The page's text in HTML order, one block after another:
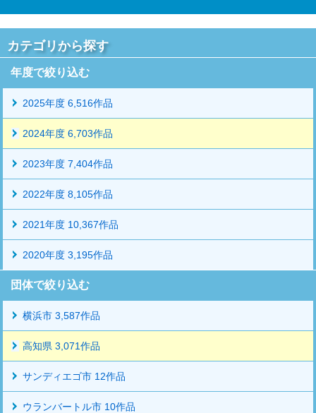
カテゴリから探す
年度で絞り込む
2025年度 6,516作品
2024年度 6,703作品
2023年度 7,404作品
2022年度 8,105作品
2021年度 10,367作品
2020年度 3,195作品
団体で絞り込む
横浜市 3,587作品
高知県 3,071作品
サンディエゴ市 12作品
ウランバートル市 10作品